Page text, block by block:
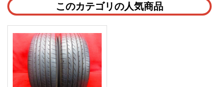
このカテゴリの人気商品